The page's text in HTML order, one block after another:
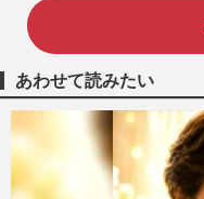
あわせて読みたい